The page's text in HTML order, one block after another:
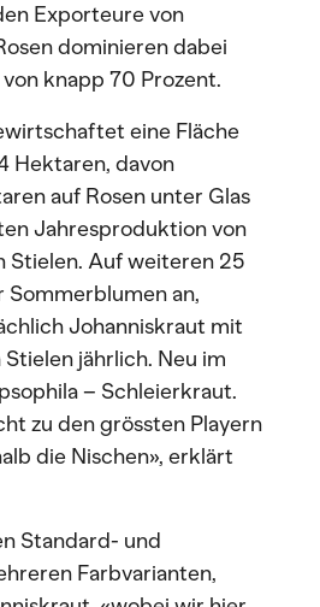
Exporteure von
dominieren dabei
knapp 70 Prozent.
eine Fläche
Hektaren, davon
auf Rosen unter Glas
Jahresproduktion von
Stielen. Auf weiteren 25
Sommerblumen an,
Johanniskraut mit
jährlich. Neu im
– Schleierkraut.
zu den grössten Playern
die Nischen», erklärt
Standard- und
Farbvarianten,